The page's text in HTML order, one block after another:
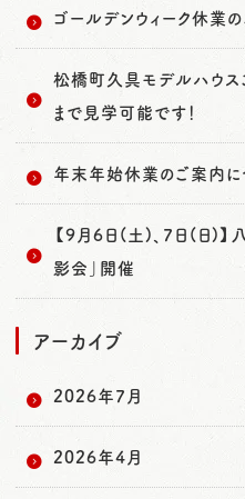
ゴールデンウィーク休業
松橋町久具モデルハウス
まで見学可能です！
年末年始休業のご案内に
【9月6日(土)、7日(日)】
影会」開催
アーカイブ
2026年7月
2026年4月